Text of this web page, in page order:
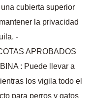
cubierta superior
la privacidad
-
APROBADOS
: Puede llevar a
los vigila todo el
para perros y gatos